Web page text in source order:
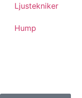
Ljustekniker
Hump